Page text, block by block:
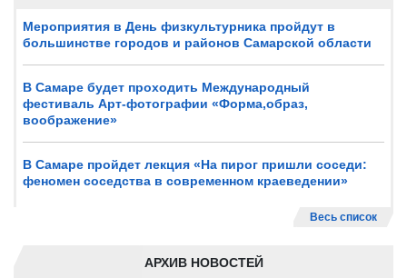
Мероприятия в День физкультурника пройдут в
большинстве городов и районов Самарской области
В Самаре будет проходить Международный
фестиваль Арт-фотографии «Форма,образ,
воображение»
В Самаре пройдет лекция «На пирог пришли соседи:
феномен соседства в современном краеведении»
Весь список
АРХИВ НОВОСТЕЙ